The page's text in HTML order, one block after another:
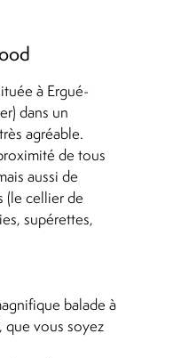
à Ergué-
dans un
agréable.
de tous
aussi de
(le cellier de
supérettes,
balade à
que vous soyez